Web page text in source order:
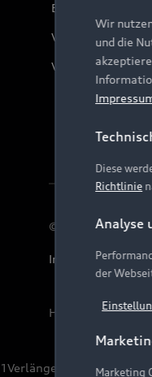
Bordbuch &
Verträge
Vertrag
© 2026 AUDI AG.
Impressum
Hinweis: Die
1Verlängerung
Wir
und die
Diese
Richtlinie
Analyse
der
Marketing